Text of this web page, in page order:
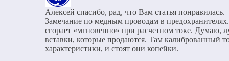
Алексей спасибо, рад, что Вам статья понравилась.
Замечание по медным проводам в
сгорает «мгновенно» при расчетном токе. Думаю,
вставки, которые продаются. Там калиброванный
характеристики, и стоят они копейки.